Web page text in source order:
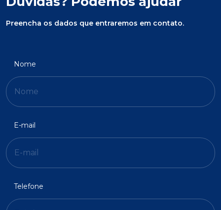
Preencha os dados que entraremos em contato.
Nome
E-mail
Telefone